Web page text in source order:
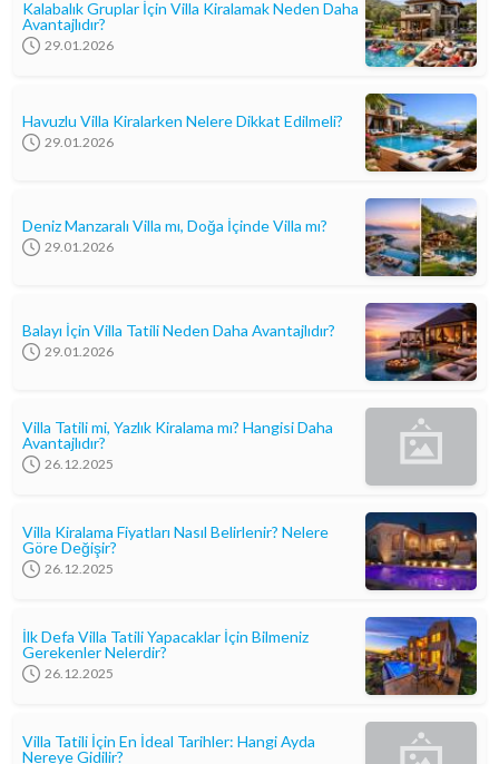
Kalabalık Gruplar İçin Villa Kiralamak Neden Daha
Avantajlıdır?
29.01.2026
Havuzlu Villa Kiralarken Nelere Dikkat Edilmeli?
29.01.2026
Deniz Manzaralı Villa mı, Doğa İçinde Villa mı?
29.01.2026
Balayı İçin Villa Tatili Neden Daha Avantajlıdır?
29.01.2026
Villa Tatili mi, Yazlık Kiralama mı? Hangisi Daha
Avantajlıdır?
26.12.2025
Villa Kiralama Fiyatları Nasıl Belirlenir? Nelere
Göre Değişir?
26.12.2025
İlk Defa Villa Tatili Yapacaklar İçin Bilmeniz
Gerekenler Nelerdir?
26.12.2025
Villa Tatili İçin En İdeal Tarihler: Hangi Ayda
Nereye Gidilir?